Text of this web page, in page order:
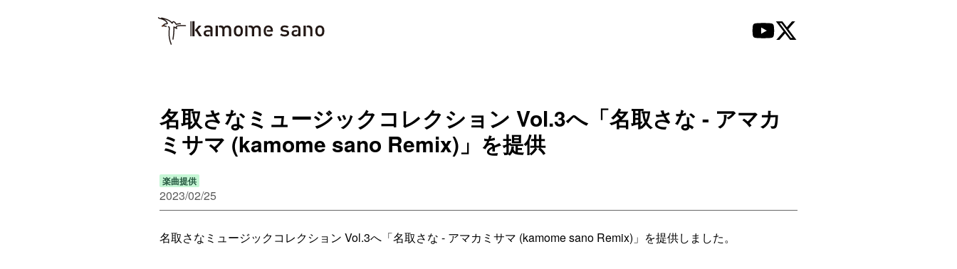
名取さなミュージックコレクション Vol.3へ「名取さな - アマカ
ミサマ (kamome sano Remix)」を提供
楽曲提供
2023/02/25
名取さなミュージックコレクション Vol.3へ「名取さな - アマカミサマ (kamome sano Remix)」を提供しました。